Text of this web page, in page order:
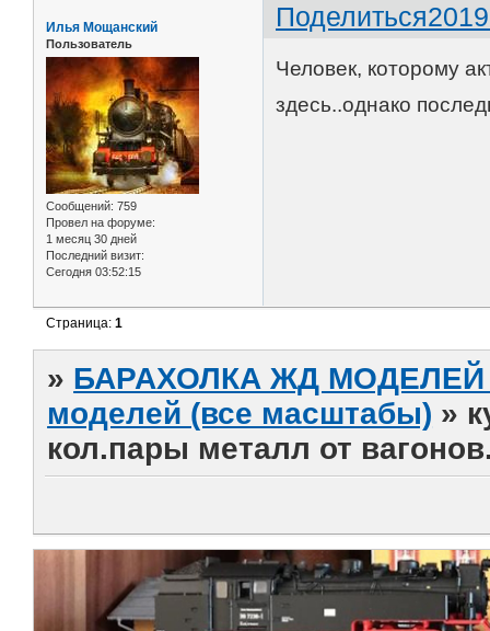
Поделиться
Илья Мощанский
Пользователь
Сообщений: 759
Провел на форуме:
1 месяц 30 дней
Последний визит:
Сегодня 03:52:15
Человек, которому
здесь..однако
Страница:1
» БАРАХОЛКА ЖД МОДЕЛЕЙ
моделей (все масштабы) »
кол.пары металл от